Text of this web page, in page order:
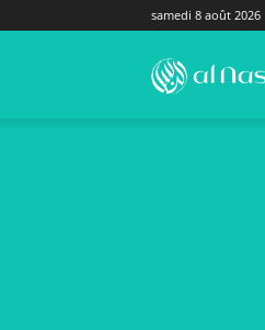
samedi 8 août 2026